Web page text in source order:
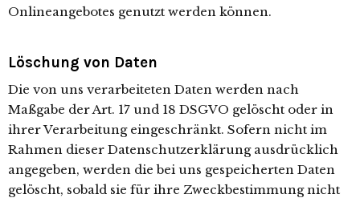
Onlineangebotes genutzt werden können.
Löschung von Daten
Die von uns verarbeiteten Daten werden nach
Maßgabe der Art. 17 und 18 DSGVO gelöscht oder in
ihrer Verarbeitung eingeschränkt. Sofern nicht im
Rahmen dieser Datenschutzerklärung ausdrücklich
angegeben, werden die bei uns gespeicherten Daten
gelöscht, sobald sie für ihre Zweckbestimmung nicht